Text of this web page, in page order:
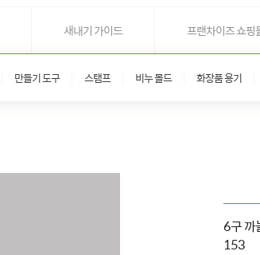
새내기 가이드 프랜차이즈 쇼핑
만들기 도구 스탬프 비누 몰드 화장품 용기
6구 까
153